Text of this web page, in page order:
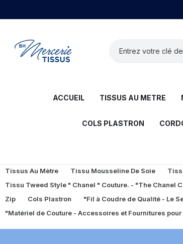
ACCUEIL TISSUS AU METRE
COLS PLASTRON
Tissus Au Mètre Tissu Mousseline De Soie
Tissu Tweed Style " Chanel " Couture. - "The Chanel
Zip
Cols Plastron "Fil à Coudre de Qualité - Le
"Matériel de Couture - Accessoires et Fournitures